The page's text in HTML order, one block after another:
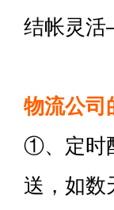
结帐灵
物流公司
①、定时
送，如数